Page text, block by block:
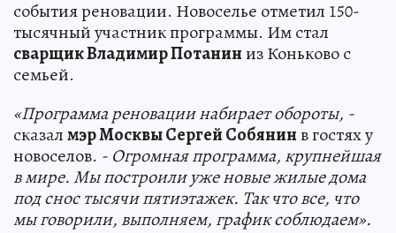
события реновации. Новоселье отметил 150-
тысячный участник программы. Им стал
сварщик Владимир Потаниниз Коньково с
семьей.
«Программа реновации набирает обороты, -
сказалмэр Москвы Сергей Собянинв гостях у
новоселов. - Огромная программа, крупнейшая
в мире. Мы построили уже новые жилые дома
под снос тысячи пятиэтажек. Так что все, что
мы говорили, выполняем, график соблюдаем».